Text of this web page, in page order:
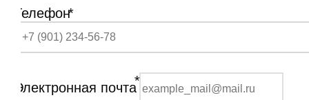
Телефон*
Электронная почта*